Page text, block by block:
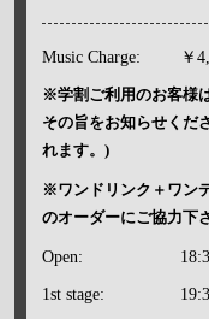
Music Charge: ￥
※学割ご利用のお客様
その旨をお知らせくだ
れます。)
※ワンドリンク＋ワン
のオーダーにご協力下さ
Open:
1st stage: